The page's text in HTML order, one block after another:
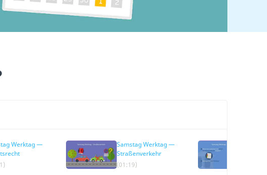
Werktag —
Samstag Werktag —
Straßenverkehr
(01:19)